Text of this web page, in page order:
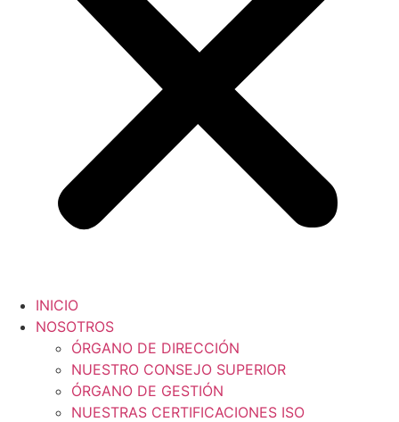
INICIO
NOSOTROS
ÓRGANO DE DIRECCIÓN
NUESTRO CONSEJO SUPERIOR
ÓRGANO DE GESTIÓN
NUESTRAS CERTIFICACIONES ISO